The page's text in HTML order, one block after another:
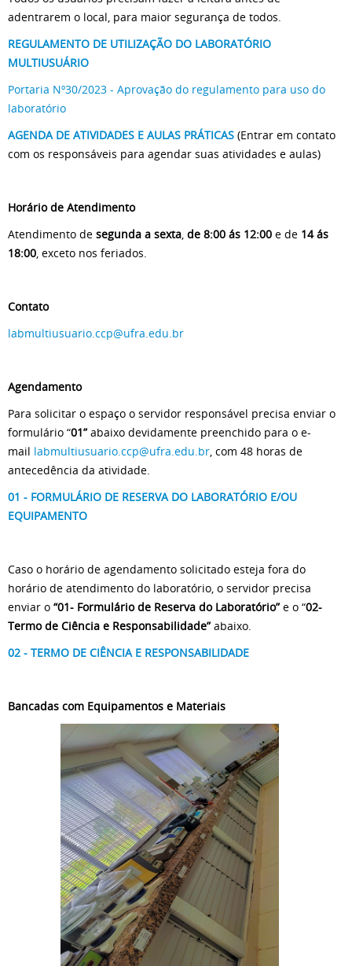
adentrarem o local, para maior segurança de todos.
REGULAMENTO DE UTILIZAÇÃO DO LABORATÓRIO
MULTIUSUÁRIO
Portaria Nº30/2023 - Aprovação do regulamento para uso do
laboratório
AGENDA DE ATIVIDADES E AULAS PRÁTICAS (Entrar em contato
com os responsáveis para agendar suas atividades e aulas)
Horário de Atendimento
Atendimento de segunda a sexta, de 8:00 ás 12:00 e de 14 ás
18:00, exceto nos feriados.
Contato
labmultiusuario.ccp@ufra.edu.br
Agendamento
Para solicitar o espaço o servidor responsável precisa enviar o
formulário “01”abaixo devidamente preenchido para o e-
mail labmultiusuario.ccp@ufra.edu.br, com 48 horas de
antecedência da atividade.
01 - FORMULÁRIO DE RESERVA DO LABORATÓRIO E/OU
EQUIPAMENTO
Caso o horário de agendamento solicitado esteja fora do
horário de atendimento do laboratório, o servidor precisa
enviar o “01- Formulário de Reserva do Laboratório”e o “02-
Termo de Ciência e Responsabilidade”abaixo.
02 - TERMO DE CIÊNCIA E RESPONSABILIDADE
Bancadas com Equipamentos e Materiais